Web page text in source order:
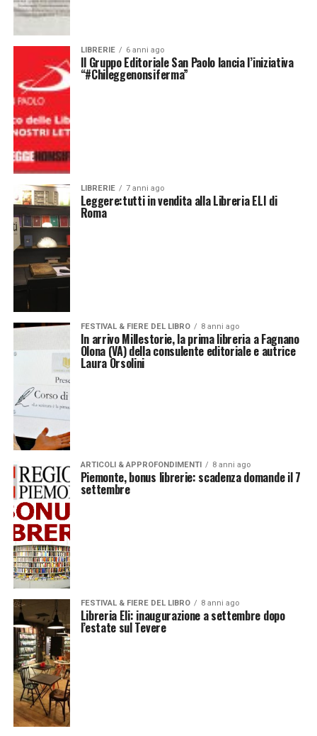
LIBRERIE 6 anni ago
Il Gruppo Editoriale San Paolo lancia l’iniziativa
“#Chileggenonsiferma”
LIBRERIE 7 anni ago
Leggere:tutti in vendita alla Libreria ELI di
Roma
FESTIVAL & FIERE DEL LIBRO 8 anni ago
In arrivo Millestorie, la prima libreria a Fagnano
Olona (VA) della consulente editoriale e autrice
Laura Orsolini
ARTICOLI & APPROFONDIMENTI 8 anni ago
Piemonte, bonus librerie: scadenza domande il 7
settembre
FESTIVAL & FIERE DEL LIBRO 8 anni ago
Libreria Eli: inaugurazione a settembre dopo
l’estate sul Tevere